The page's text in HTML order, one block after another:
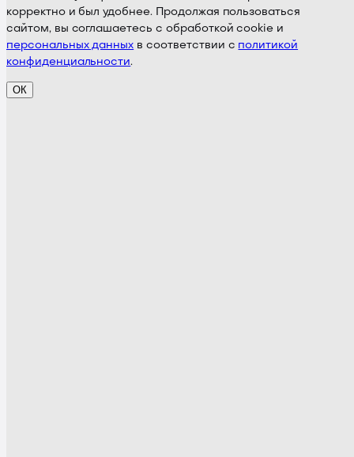
корректно и был удобнее. Продолжая пользоваться
сайтом, вы соглашаетесь с обработкой cookie и
персональных данных в соответствии с политикой
конфиденциальности.
ОК